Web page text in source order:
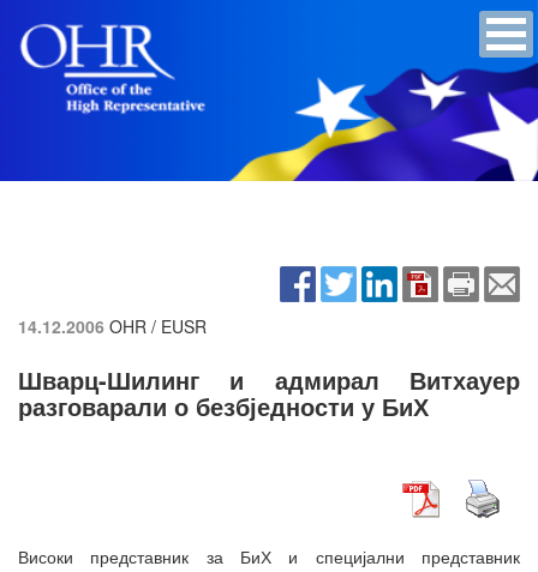
14.12.2006 OHR / EUSR
Шварц-Шилинг и адмирал Витхауер
разговарали о безбједности у БиХ
Високи представник за БиХ и специјални представник